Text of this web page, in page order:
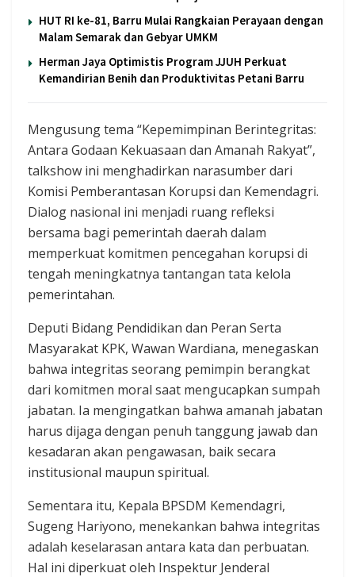
HUT RI ke-81, Barru Mulai Rangkaian Perayaan dengan
Malam Semarak dan Gebyar UMKM
Herman Jaya Optimistis Program JJUH Perkuat
Kemandirian Benih dan Produktivitas Petani Barru
Mengusung tema “Kepemimpinan Berintegritas:
Antara Godaan Kekuasaan dan Amanah Rakyat”,
talkshow ini menghadirkan narasumber dari
Komisi Pemberantasan Korupsi dan Kemendagri.
Dialog nasional ini menjadi ruang refleksi
bersama bagi pemerintah daerah dalam
memperkuat komitmen pencegahan korupsi di
tengah meningkatnya tantangan tata kelola
pemerintahan.
Deputi Bidang Pendidikan dan Peran Serta
Masyarakat KPK, Wawan Wardiana, menegaskan
bahwa integritas seorang pemimpin berangkat
dari komitmen moral saat mengucapkan sumpah
jabatan. Ia mengingatkan bahwa amanah jabatan
harus dijaga dengan penuh tanggung jawab dan
kesadaran akan pengawasan, baik secara
institusional maupun spiritual.
Sementara itu, Kepala BPSDM Kemendagri,
Sugeng Hariyono, menekankan bahwa integritas
adalah keselarasan antara kata dan perbuatan.
Hal ini diperkuat oleh Inspektur Jenderal